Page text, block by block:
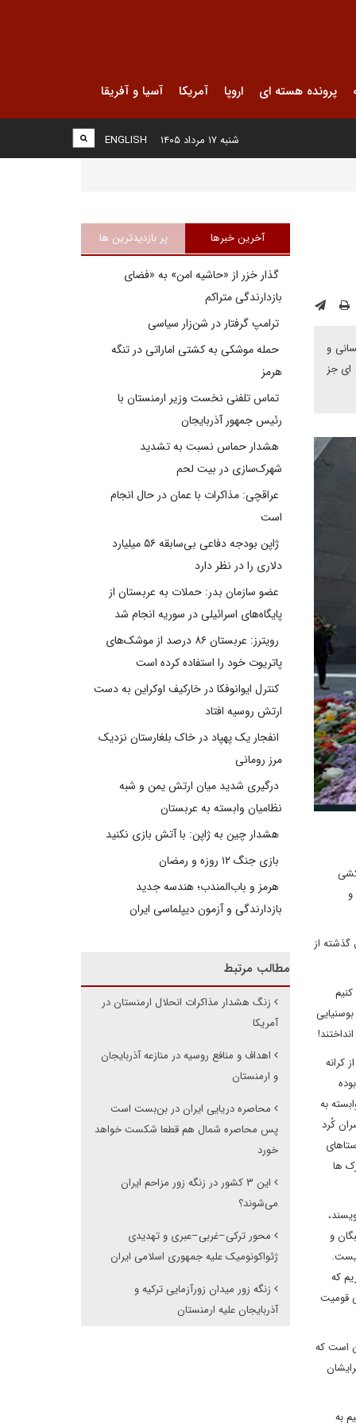
پرونده هسته ای اروپا آمریکا آسیا و آفریقا
ENGLISH شنبه ۱۷ مرداد ۱۴۰۵
و
ای جز
کشی
گذشته از
از کرانه
بوده
به
از سران کُرد
ها
و
که
قومیت
است که
به
آخرین خبرها پر بازدیدترین ها
گذار خزر از «حاشیه امن» به «فضای
بازدارندگی متراکم
ترامپ گرفتار در شن‌زار سیاسی
حمله موشکی به کشتی اماراتی در تنگه
هرمز
تماس تلفنی نخست وزیر ارمنستان با
رئیس جمهور آذربایجان
هشدار حماس نسبت به تشدید
شهرک‌سازی در بیت‌ لحم
عراقچی: مذاکرات با عمان در حال انجام
است
ژاپن بودجه دفاعی بی‌سابقه ۵۶ میلیارد
دلاری را در نظر دارد
عضو سازمان بدر: حملات به عربستان از
پایگاه‌های اسرائیلی در سوریه انجام شد
رویترز: عربستان ۸۶ درصد از موشک‌های
پاتریوت خود را استفاده کرده است
کنترل ایوانوفکا در خارکیف اوکراین به دست
ارتش روسیه افتاد
انفجار یک پهپاد در خاک بلغارستان نزدیک
مرز رومانی
درگیری شدید میان ارتش یمن و شبه
نظامیان وابسته به عربستان
هشدار چین به ژاپن: با آتش بازی نکنید
بازی جنگ ۱۲ روزه و رمضان
هرمز و باب‌المندب؛ هندسه جدید
بازدارندگی و آزمون دیپلماسی ایران
مطالب مرتبط
زنگ هشدار مذاکرات انحلال ارمنستان در
آمریکا
اهداف و منافع روسیه در منازعه آذربایجان
و ارمنستان
محاصره دریایی ایران در بن‌بست است
پس محاصره شمال هم قطعا شکست خواهد
خورد
این ۳ کشور در زنگه زور مزاحم ایران
می‌شوند؟
محور ترکی–غربی–عبری و تهدیدی
ژئواکونومیک علیه جمهوری اسلامی ایران
زنگه زور میدان زورآزمایی ترکیه و
آذربایجان علیه ارمنستان